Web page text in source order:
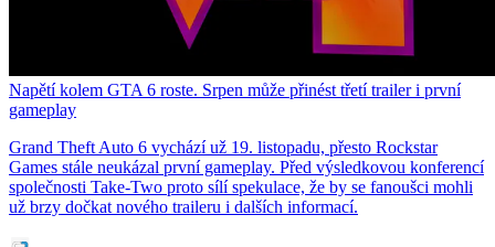
Napětí kolem GTA 6 roste. Srpen může přinést třetí trailer i první
gameplay
Grand Theft Auto 6 vychází už 19. listopadu, přesto Rockstar
Games stále neukázal první gameplay. Před výsledkovou konferencí
společnosti Take-Two proto sílí spekulace, že by se fanoušci mohli
už brzy dočkat nového traileru i dalších informací.